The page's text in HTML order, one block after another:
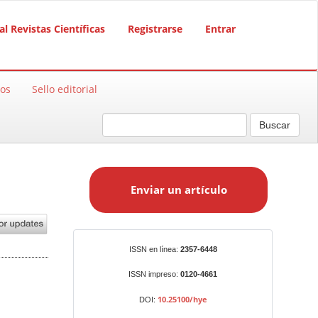
Revistas Científicas Registrarse Entrar
Sello editorial
Buscar
a
Enviar un artículo
ISSN en línea: 2357-6448
ISSN impreso: 0120-4661
DOI: 10.25100/hye